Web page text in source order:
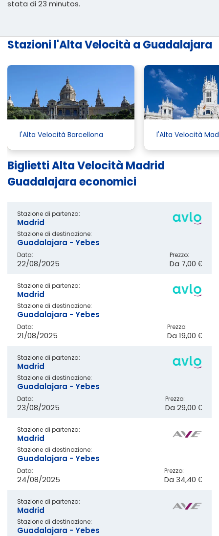
stata di 23 minutos.
Stazioni l'Alta Velocità a Guadalajara
l'Alta Velocità Barcellona l'Alta Velocità
Biglietti Alta Velocità Madrid
Guadalajara economici
Stazione di partenza:
Madrid
Stazione di destinazione:
Guadalajara - Yebes
Data:
22/08/2025
Prezzo:
Da 7,00 €
Stazione di partenza:
Madrid
Stazione di destinazione:
Guadalajara - Yebes
Data:
21/08/2025
Prezzo:
Da 19,00 €
Stazione di partenza:
Madrid
Stazione di destinazione:
Guadalajara - Yebes
Data:
23/08/2025
Prezzo:
Da 29,00 €
Stazione di partenza:
Madrid
Stazione di destinazione:
Guadalajara - Yebes
Data:
24/08/2025
Prezzo:
Da 34,40 €
Stazione di partenza:
Madrid
Stazione di destinazione:
Guadalajara - Yebes